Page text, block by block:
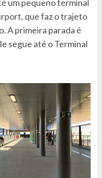
um pequeno terminal
que faz o trajeto
A primeira parada é
segue até o Terminal